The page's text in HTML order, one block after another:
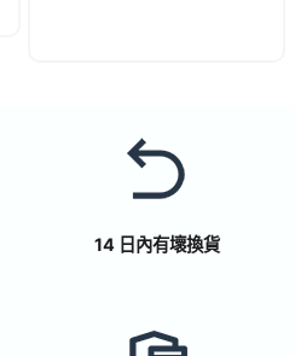
14 日內有壞換貨